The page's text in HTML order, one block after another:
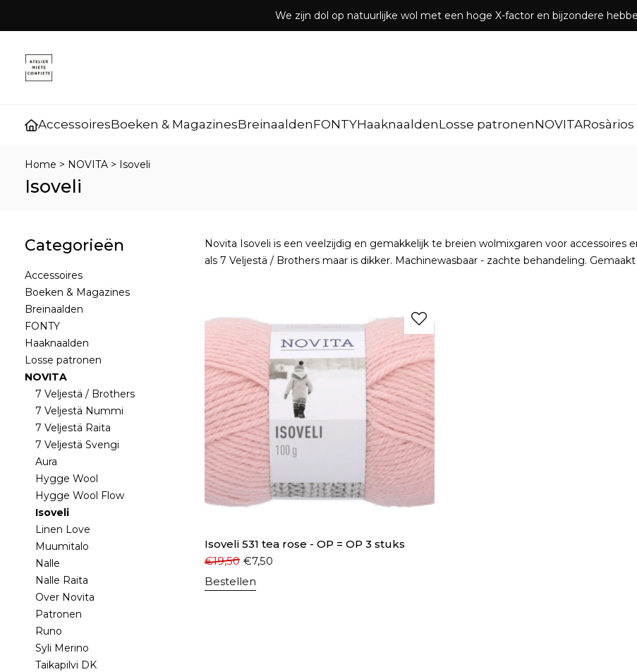
We zijn dol op natuurlijke wol met een hoge X-factor en bijzondere
AccessoiresBoeken & MagazinesBreinaaldenFONTYHaaknaaldenLosse patronenNOVITARosàrios
Home > NOVITA > Isoveli
Isoveli
Categorieën
Accessoires
Boeken & Magazines
Breinaalden
FONTY
Haaknaalden
Losse patronen
NOVITA
7 Veljestä / Brothers
7 Veljestä Nummi
7 Veljestä Raita
7 Veljestä Svengi
Aura
Hygge Wool
Hygge Wool Flow
Isoveli
Linen Love
Muumitalo
Nalle
Nalle Raita
Over Novita
Patronen
Runo
Syli Merino
Taikapilvi DK
Novita Isoveli is een veelzijdig en gemakkelijk te breien wolmixgaren voor
als 7 Veljestä / Brothers maar is dikker. Machinewasbaar - zachte behandeling. Gemaakt
Isoveli 531 tea rose - OP = OP 3 stuks
€19,50 €7,50
Bestellen